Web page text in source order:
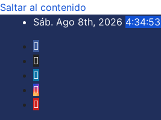
Saltar al contenido
Sáb. Ago 8th, 2026